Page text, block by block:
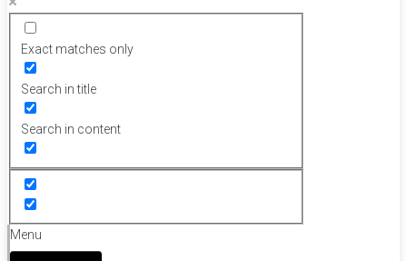
Exact matches only
Search in title
Search in content
Menu